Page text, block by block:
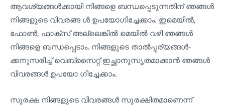
ആവശ്യങ്ങൾക്കായി നിങ്ങളെ ബന്ധപ്പെടുന്നതിന് ഞങ്ങൾ
നിങ്ങളുടെ വിവരങ്ങ ൾ ഉപയോഗിച്ചേക്കാം. ഇമെയിൽ,
ഫോൺ, ഫാക്സ് അല്ലെങ്കിൽ മെയിൽ വഴി ഞങ്ങൾ
നിങ്ങളെ ബന്ധപ്പെടാം. നിങ്ങളുടെ താൽപ്പര്യങ്ങൾ-
ക്കനുസരിച്ച് വെബ്സൈറ്റ് ഇച്ഛാനുസൃതമാക്കാൻ ഞങ്ങൾ
വിവരങ്ങൾ ഉപയോ ഗിച്ചേക്കാം.
സുരക്ഷ നിങ്ങളുടെ വിവരങ്ങൾ സുരക്ഷിതമാണെന്ന്